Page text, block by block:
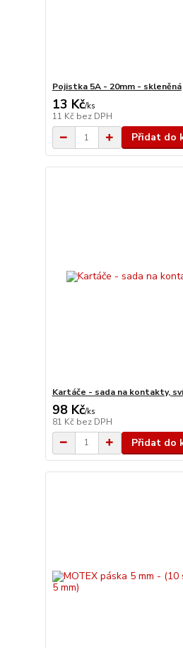
Pojistka 5A - 20mm - skleněná
13 Kč/ks
11 Kč bez DPH
Přidat do
Kartáče - sada na kontakty,
98 Kč/ks
81 Kč bez DPH
Přidat do